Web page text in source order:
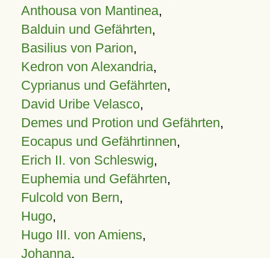
Anthousa von Mantinea,
Balduin und Gefährten,
Basilius von Parion,
Kedron von Alexandria,
Cyprianus und Gefährten,
David Uribe Velasco,
Demes und Protion und Gefährten,
Eocapus und Gefährtinnen,
Erich II. von Schleswig,
Euphemia und Gefährten,
Fulcold von Bern,
Hugo,
Hugo III. von Amiens,
Johanna,